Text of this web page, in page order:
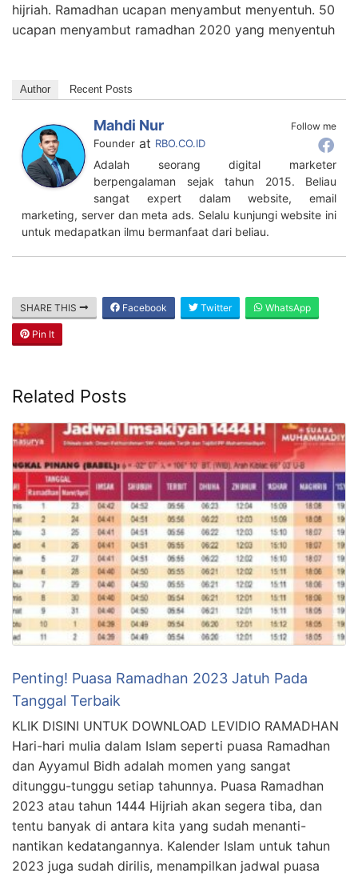
hijriah. Ramadhan ucapan menyambut menyentuh. 50
ucapan menyambut ramadhan 2020 yang menyentuh
Author Recent Posts
Follow me
Mahdi Nur
Founder at RBO.CO.ID
Adalah seorang digital marketer
berpengalaman sejak tahun 2015. Beliau
sangat expert dalam website, email
marketing, server dan meta ads. Selalu kunjungi website ini
untuk medapatkan ilmu bermanfaat dari beliau.
SHARE THIS Facebook Twitter WhatsApp
Pin It
Related Posts
Penting! Puasa Ramadhan 2023 Jatuh Pada
Tanggal Terbaik
KLIK DISINI UNTUK DOWNLOAD LEVIDIO RAMADHAN
Hari-hari mulia dalam Islam seperti puasa Ramadhan
dan Ayyamul Bidh adalah momen yang sangat
ditunggu-tunggu setiap tahunnya. Puasa Ramadhan
2023 atau tahun 1444 Hijriah akan segera tiba, dan
tentu banyak di antara kita yang sudah menanti-
nantikan kedatangannya. Kalender Islam untuk tahun
2023 juga sudah dirilis, menampilkan jadwal puasa